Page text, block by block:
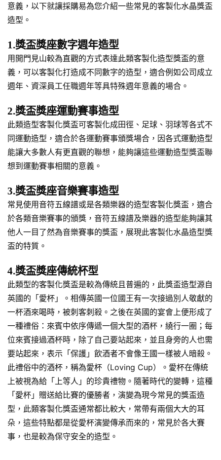
意義，以下就讓採購易為您介紹一些常見的客製化水晶獎盃
造型。
1.獎盃獎座數字週年造型
用開門見山較為直觀的方式表達此類客製化造型獎盃的意
義，可以客製化打造成不同數字的造型，適合例如公司成立
週年、資深員工任職週年等具特殊週年意義的場合。
2.獎盃獎座運動賽事造型
此類造型客製化獎盃可客製化成田徑、足球、羽球等各式不
同運動造型，適合於各運動賽事頒獎場合，因各式運動造型
能讓大多數人有更直觀的聯想，能夠讓這些運動造型獎盃聯
想到運動賽事相關的意義。
3.獎盃獎座音樂賽事造型
常見使用音符五線譜或是各類樂器的造型客製化獎盃，適合
於各類音樂賽事的頒獎，音符五線譜及樂器的造型能夠讓其
他人一目了然為音樂賽事的獎盃，展現此客製化水晶造型獎
盃的特質。
4.獎盃獎座傳統杯型
此類型的客製化獎盃是較為傳統且普遍的，此獎盃造型源自
英國的「愛杯」。相傳英國一位國王有一次接過別人敬獻的
一杯酒來喝時，被刺客刺殺。之後在英國的宴會上便形成了
一種禮俗：來賓中依序傳遞一個大型的酒杯，繞行一圈；每
位來賓接過酒杯時，除了自己要站起來，並且身旁的人也需
要站起來，表示「保護」飲酒者不會像王國一樣被人暗殺。
此禮俗中的酒杯，稱為愛杯（Loving Cup）。愛杯在傳統
上被視為給「上等人」的珍貴禮物。隨著時代的變轉，這種
「愛杯」贈送給比賽的優勝者，演變為現今常見的獎盃造
型，此類客製化獎盃通常都比較大，常帶有兩個大大的耳
朵，這些特點都是從愛杯演變傳承而來的，常見於各大賽
事，也是較為保守安全的造型。